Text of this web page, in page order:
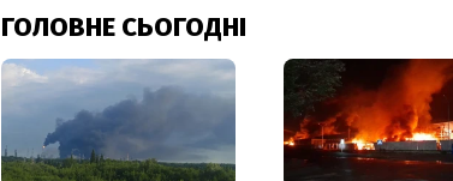
ГОЛОВНЕ СЬОГОДНІ